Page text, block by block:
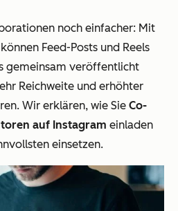
noch einfacher: Mit
Feed-Posts und Reels
gemeinsam veröffentlicht
Reichweite und erhöhter
Wir erklären, wie Sie Co-
auf Instagram einladen
einsetzen.